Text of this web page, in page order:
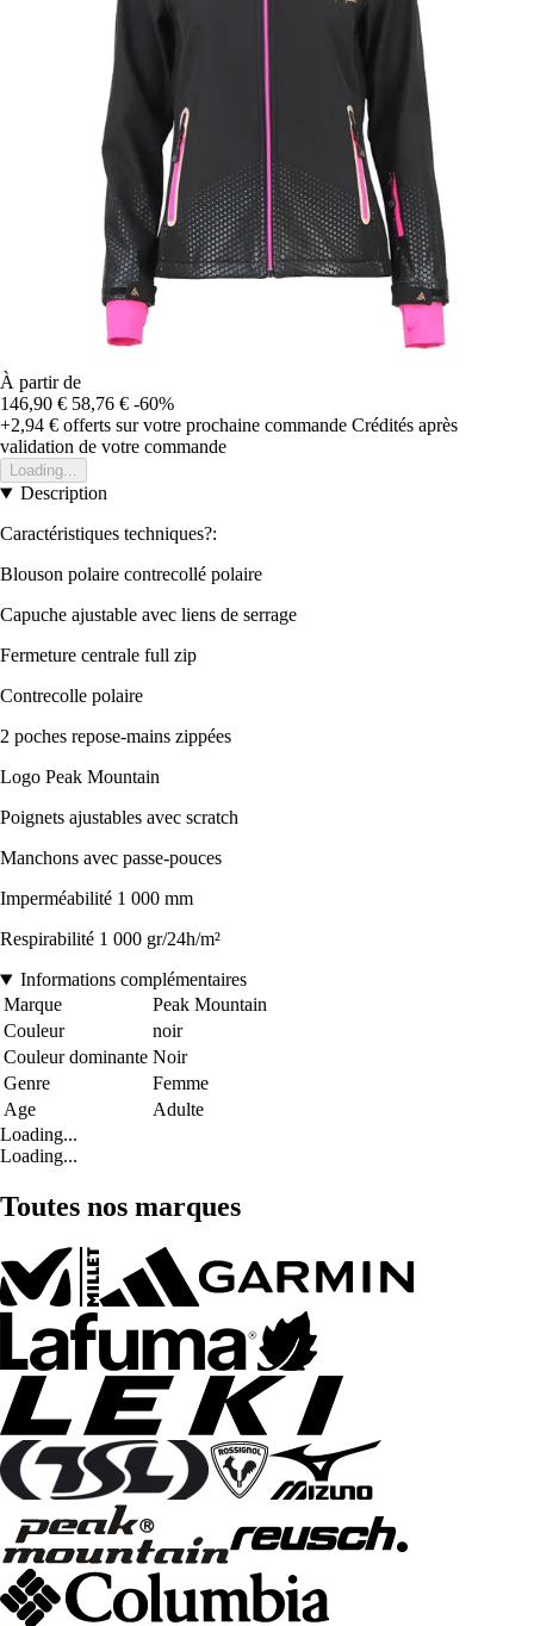
À partir de
146,90 € 58,76 € -60%
+2,94 € offerts sur votre prochaine commande Crédités après
validation de votre commande
Loading...
Description
Caractéristiques techniques?:
Blouson polaire contrecollé polaire
Capuche ajustable avec liens de serrage
Fermeture centrale full zip
Contrecolle polaire
2 poches repose-mains zippées
Logo Peak Mountain
Poignets ajustables avec scratch
Manchons avec passe-pouces
Imperméabilité 1 000 mm
Respirabilité 1 000 gr/24h/m²
Informations complémentaires
Marque
Peak Mountain
Couleur
noir
Couleur dominante Noir
Genre
Femme
Age
Adulte
Loading...
Loading...
Toutes nos marques